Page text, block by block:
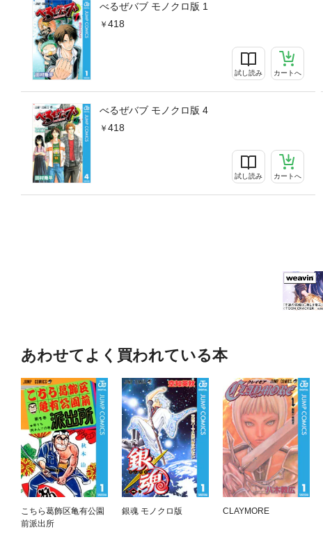
べるぜバブ モノクロ版 1
418
試し読み カートへ
べるぜバブ モノクロ版 4
418
試し読み カートへ
あわせてよく買われている本
こちら葛飾区亀有公園
前派出所
銀魂 モノクロ版 CLAYMORE